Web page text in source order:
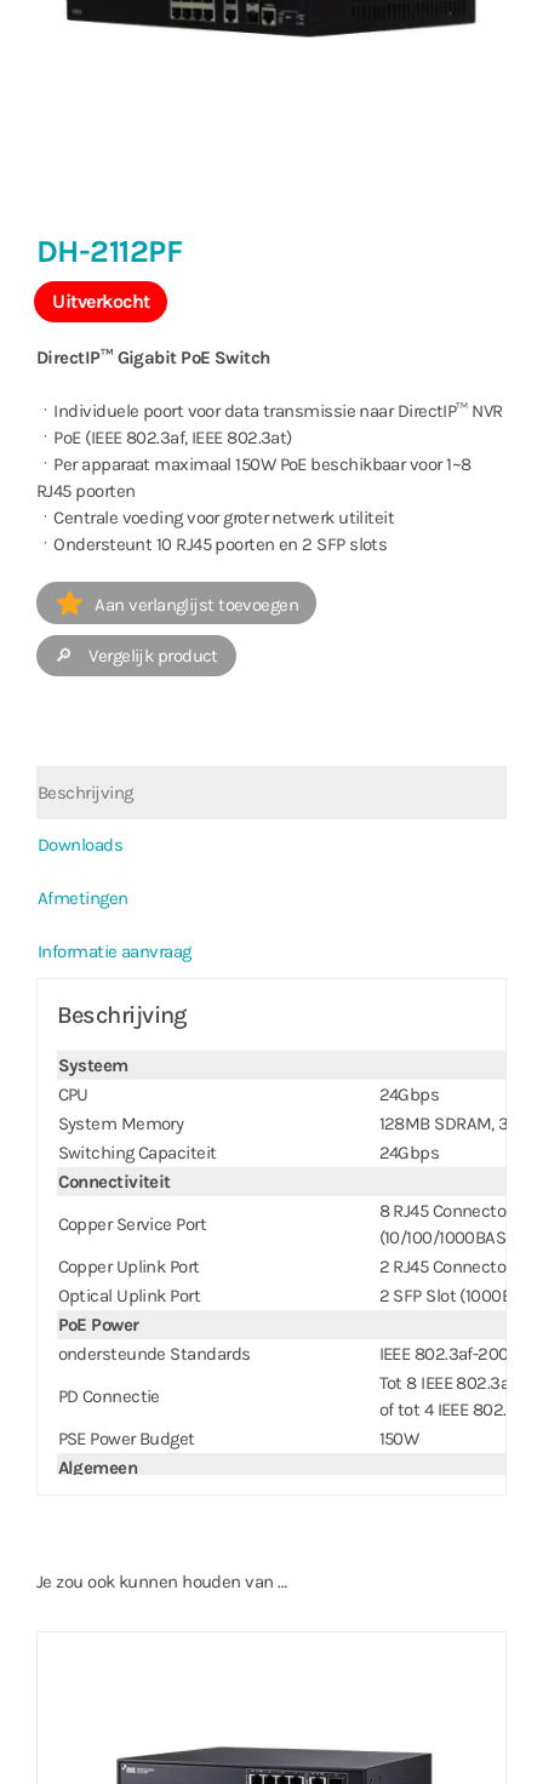
DH-2112PF
Uitverkocht
DirectIP™ Gigabit PoE Switch
ㆍIndividuele poort voor data transmissie naar DirectIP™ NVR
ㆍPoE (IEEE 802.3af, IEEE 802.3at)
ㆍPer apparaat maximaal 150W PoE beschikbaar voor 1~8
RJ45 poorten
ㆍCentrale voeding voor groter netwerk utiliteit
ㆍOndersteunt 10 RJ45 poorten en 2 SFP slots
Aan verlanglijst toevoegen
🔎 Vergelijk product
Beschrijving
Downloads
Afmetingen
Informatie aanvraag
Beschrijving
Systeem
CPU
24Gbps
System Memory
128MB SDRAM,
Switching Capaciteit
24Gbps
Connectiviteit
Copper Service Port
8 RJ45 Connectors
(10/100/1000BASE-T)
Copper Uplink Port
2 RJ45 Connectors
Optical Uplink Port
2 SFP Slot
PoE Power
ondersteunde Standards
IEEE 802.3af-2003 /
PD Connectie
Tot 8 IEEE 802.3af
of tot 4 IEEE 802.3at
PSE Power Budget
150W
Algemeen
Voeding
Je zou ook kunnen houden van …